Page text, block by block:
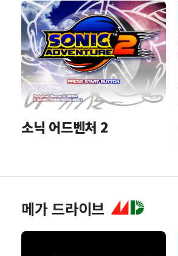
소닉 어드벤처 2
메가 드라이브